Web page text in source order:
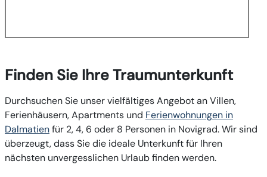
Finden Sie Ihre Traumunterkunft
Durchsuchen Sie unser vielfältiges Angebot an Villen,
Ferienhäusern, Apartments und Ferienwohnungen in
Dalmatienfür 2, 4, 6 oder 8 Personen in Novigrad. Wir sind
überzeugt, dass Sie die ideale Unterkunft für Ihren
nächsten unvergesslichen Urlaub finden werden.